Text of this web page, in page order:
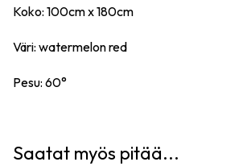
Koko: 100cm x 180cm
Väri: watermelon red
Pesu: 60°
Saatat myös pitää...